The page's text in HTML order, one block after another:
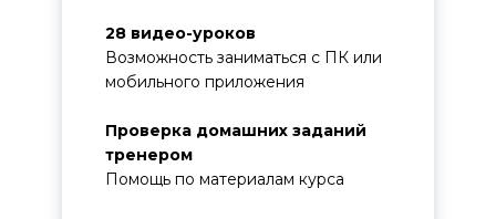
28 видео-уроков
Возможность заниматься с ПК или
мобильного приложения
Проверка домашних заданий
тренером
Помощь по материалам курса